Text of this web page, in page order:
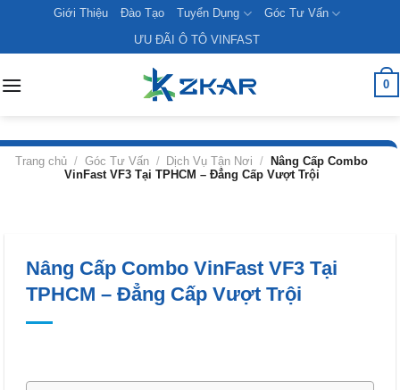
content
Giới Thiệu Đào Tạo Tuyển Dụng
Góc Tư Vấn
ƯU ĐÃI Ô TÔ VINFAST
0
Trang chủ / Góc Tư Vấn / Dịch Vụ Tận Nơi /
Nâng Cấp Combo
VinFast VF3 Tại TPHCM – Đẳng Cấp Vượt Trội
Nâng Cấp Combo VinFast VF3 Tại
TPHCM – Đẳng Cấp Vượt Trội